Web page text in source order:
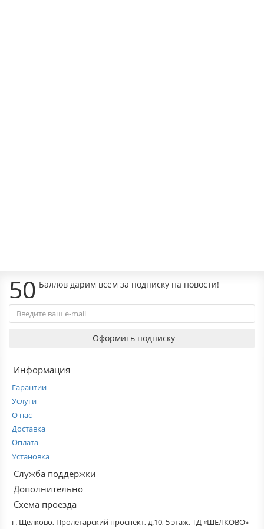
50 Баллов дарим всем за подписку на новости!
Оформить подписку
Информация
Гарантии
Услуги
О нас
Доставка
Оплата
Установка
Служба поддержки
Дополнительно
Схема проезда
г. Щелково, Пролетарский проспект, д.10, 5 этаж, ТД «ЩЕЛКОВО»